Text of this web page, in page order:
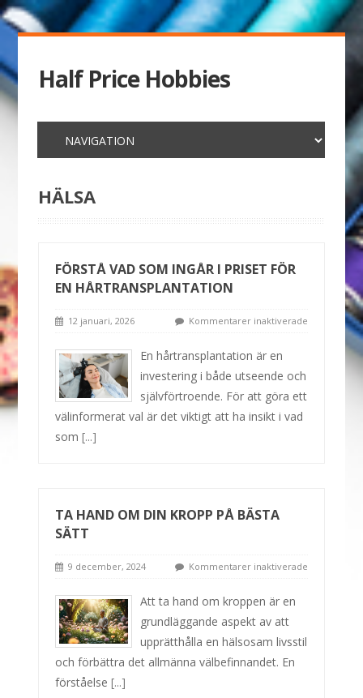
Half Price Hobbies
HÄLSA
FÖRSTÅ VAD SOM INGÅR I PRISET FÖR
EN HÅRTRANSPLANTATION
12 januari, 2026 Kommentarer inaktiverade
En hårtransplantation är en
investering i både utseende och
självförtroende. För att göra ett
välinformerat val är det viktigt att ha insikt i vad
som[...]
TA HAND OM DIN KROPP PÅ BÄSTA
SÄTT
9 december, 2024 Kommentarer inaktiverade
Att ta hand om kroppen är en
grundläggande aspekt av att
upprätthålla en hälsosam livsstil
och förbättra det allmänna välbefinnandet. En
förståelse[...]